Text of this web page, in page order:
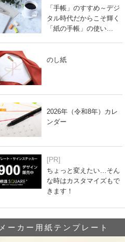
「手帳」のすすめ～デジ
タル時代だからこそ輝く
「紙の手帳」の使い…
のし紙
2026年（令和8年）カレ
ンダー
[PR]
ちょっと変えたい…そん
な時はカスタマイズもで
きます！
メーカー用紙テンプレート